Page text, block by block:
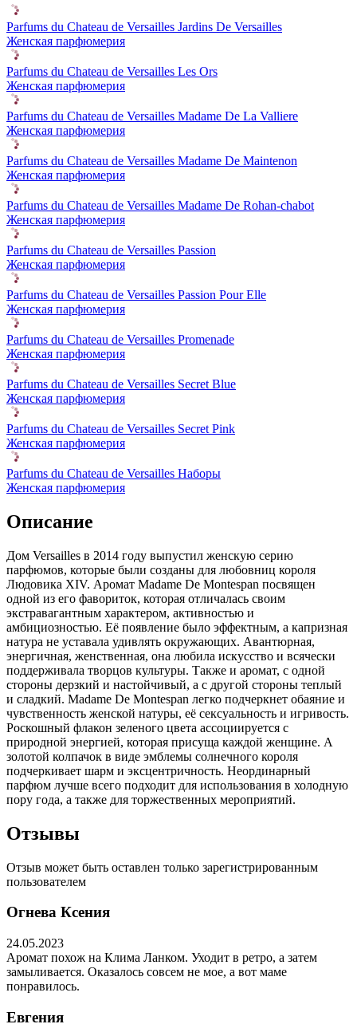
Parfums du Chateau de Versailles Jardins De Versailles
Женская парфюмерия
Parfums du Chateau de Versailles Les Ors
Женская парфюмерия
Parfums du Chateau de Versailles Madame De La Valliere
Женская парфюмерия
Parfums du Chateau de Versailles Madame De Maintenon
Женская парфюмерия
Parfums du Chateau de Versailles Madame De Rohan-chabot
Женская парфюмерия
Parfums du Chateau de Versailles Passion
Женская парфюмерия
Parfums du Chateau de Versailles Passion Pour Elle
Женская парфюмерия
Parfums du Chateau de Versailles Promenade
Женская парфюмерия
Parfums du Chateau de Versailles Secret Blue
Женская парфюмерия
Parfums du Chateau de Versailles Secret Pink
Женская парфюмерия
Parfums du Chateau de Versailles Наборы
Женская парфюмерия
Описание
Дом Versailles в 2014 году выпустил женскую серию
парфюмов, которые были созданы для любовниц короля
Людовика XIV. Аромат Madame De Montespan посвящен
одной из его фавориток, которая отличалась своим
экстравагантным характером, активностью и
амбициозностью. Её появление было эффектным, а капризная
натура не уставала удивлять окружающих. Авантюрная,
энергичная, женственная, она любила искусство и всячески
поддерживала творцов культуры. Также и аромат, с одной
стороны дерзкий и настойчивый, а с другой стороны теплый
и сладкий. Madame De Montespan легко подчеркнет обаяние и
чувственность женской натуры, её сексуальность и игривость.
Роскошный флакон зеленого цвета ассоциируется с
природной энергией, которая присуща каждой женщине. А
золотой колпачок в виде эмблемы солнечного короля
подчеркивает шарм и эксцентричность. Неординарный
парфюм лучше всего подходит для использования в холодную
пору года, а также для торжественных мероприятий.
Отзывы
Отзыв может быть оставлен только зарегистрированным
пользователем
Огнева Ксения
24.05.2023
Аромат похож на Клима Ланком. Уходит в ретро, а затем
замыливается. Оказалось совсем не мое, а вот маме
понравилось.
Евгения